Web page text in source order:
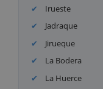
Irueste
Jadraque
Jirueque
La Bodera
La Huerce